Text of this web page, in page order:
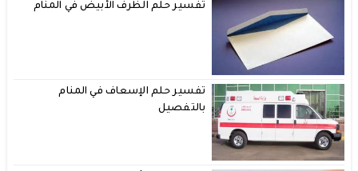
تفسير حلم الظرف الأبيض في المنام
تفسير حلم الإسعاف في المنام
بالتفصيل